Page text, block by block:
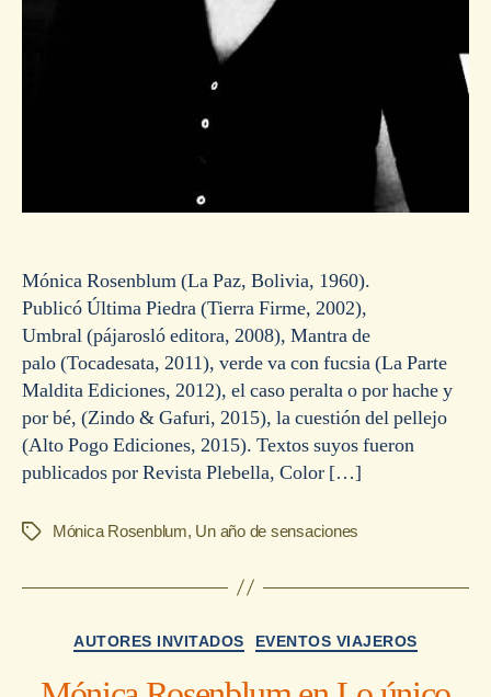
Mónica Rosenblum (La Paz, Bolivia, 1960).
Publicó Última Piedra (Tierra Firme, 2002),
Umbral (pájarosló editora, 2008), Mantra de
palo (Tocadesata, 2011), verde va con fucsia (La Parte
Maldita Ediciones, 2012), el caso peralta o por hache y
por bé, (Zindo & Gafuri, 2015), la cuestión del pellejo
(Alto Pogo Ediciones, 2015). Textos suyos fueron
publicados por Revista Plebella, Color […]
EtiquetasMónica Rosenblum, Un año de sensaciones
Categorías
AUTORES INVITADOS EVENTOS VIAJEROS